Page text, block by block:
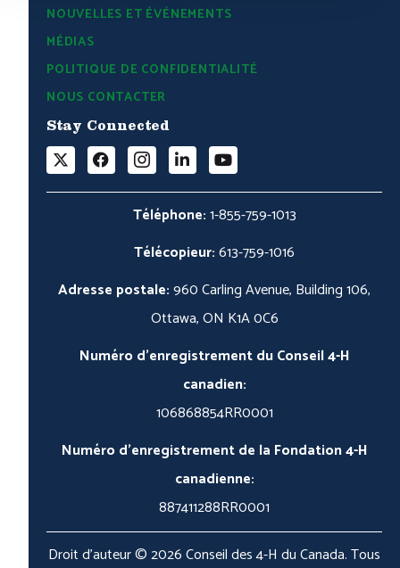
NOUVELLES ET ÉVÉNEMENTS
MÉDIAS
POLITIQUE DE CONFIDENTIALITÉ
NOUS CONTACTER
Stay Connected
Téléphone:1-855-759-1013
Télécopieur:613-759-1016
Adresse postale:960 Carling Avenue, Building 106,
Ottawa, ON K1A 0C6
Numéro d'enregistrement du Conseil 4-H
canadien:
106868854RR0001
Numéro d'enregistrement de la Fondation 4-H
canadienne:
887411288RR0001
Droit d'auteur © 2026 Conseil des 4-H du Canada. Tous